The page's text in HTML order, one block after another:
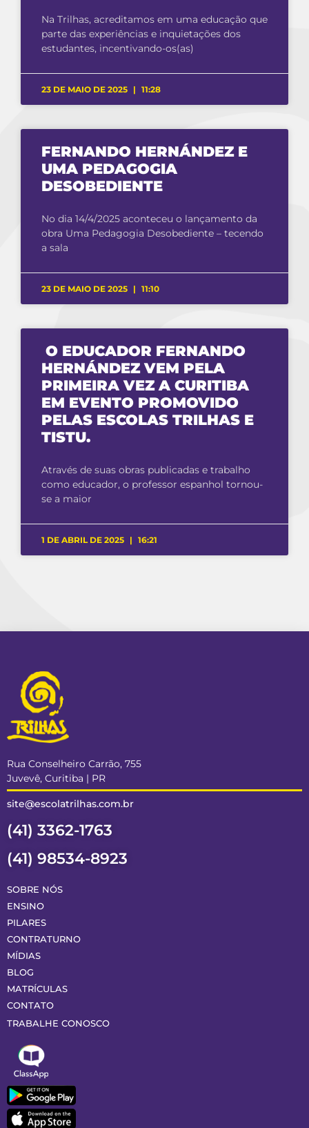
Na Trilhas, acreditamos em uma educação que
parte das experiências e inquietações dos
estudantes, incentivando-os(as)
23 DE MAIO DE 2025 11:28
FERNANDO HERNÁNDEZ E
UMA PEDAGOGIA
DESOBEDIENTE
No dia 14/4/2025 aconteceu o lançamento da
obra Uma Pedagogia Desobediente – tecendo
a sala
23 DE MAIO DE 2025 11:10
O EDUCADOR FERNANDO
HERNÁNDEZ VEM PELA
PRIMEIRA VEZ A CURITIBA
EM EVENTO PROMOVIDO
PELAS ESCOLAS TRILHAS E
TISTU.
Através de suas obras publicadas e trabalho
como educador, o professor espanhol tornou-
se a maior
1 DE ABRIL DE 2025 16:21
Rua Conselheiro Carrão, 755
Juvevê, Curitiba | PR
site@escolatrilhas.com.br
(41) 3362-1763
(41) 98534-8923
SOBRE NÓS
ENSINO
PILARES
CONTRATURNO
MÍDIAS
BLOG
MATRÍCULAS
CONTATO
TRABALHE CONOSCO